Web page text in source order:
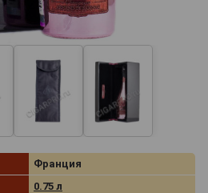
Франция
0.75 л